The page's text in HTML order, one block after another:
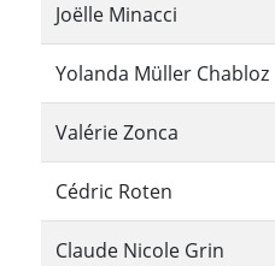
Joëlle Minacci
Yolanda Müller Chabloz
Valérie Zonca
Cédric Roten
Claude Nicole Grin